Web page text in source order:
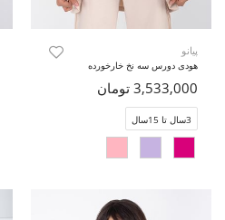
پیانو
هودی دورس سه نخ خارخورده
3,533,000 تومان
3سال تا 15سال